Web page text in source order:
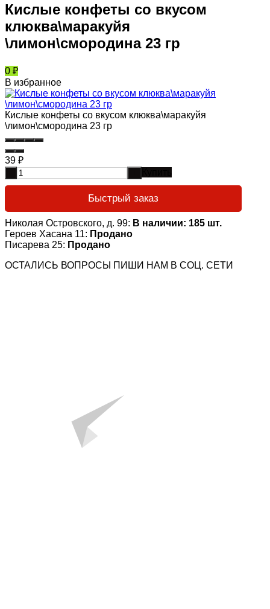
Кислые конфеты со вкусом
клюква\маракуйя
\лимон\смородина 23 гр
0 ₽
В избранное
Кислые конфеты со вкусом клюква\маракуйя
\лимон\смородина 23 гр
39 ₽
Быстрый заказ
Николая Островского, д. 99: В наличии: 185 шт.
Героев Хасана 11: Продано
Писарева 25: Продано
ОСТАЛИСЬ ВОПРОСЫ ПИШИ НАМ В СОЦ. СЕТИ